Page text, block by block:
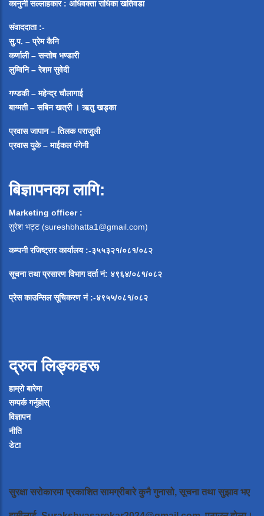
कानुनी सल्लाहकार : अधिवक्ता राधिका खतिवडा
संवाददाता :-
सु.प. – प्रेम कैनि
कर्णाली – सन्तोष भण्डारी
लुम्विनि – रेशम सुवेदी
गण्डकी – महेन्द्र चौलागाई
बाग्मती – सबिन खत्री ।ऋतु खड्का
प्रवास जापान – तिलक पराजुली
प्रवास युके – माईकल पंगेनी
बिज्ञापनका लागि:
Marketing officer :
सुरेश भट्ट (sureshbhatta1@gmail.com)
कम्पनी रजिष्ट्रार कार्यालय :-३५५३२१/०८१/०८२
सूचना तथा प्रसारण विभाग दर्ता नं: ४९६४/०८१/०८२
प्रेस काउन्सिल सूचिकरण नं:-४९५५/०८१/०८२
द्रुत लिङ्कहरू
हाम्रो बारेमा
सम्पर्क गर्नुहोस्
विज्ञापन
नीति
डेटा
सुरक्षा सरोकारमा प्रकाशित सामग्रीबारे कुनै गुनासो, सूचना तथा सुझाव भए